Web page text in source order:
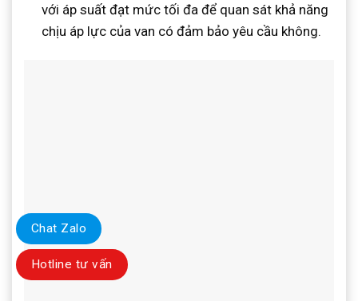
với áp suất đạt mức tối đa để quan sát khả năng
chịu áp lực của van có đảm bảo yêu cầu không.
Chat Zalo
Hotline tư vấn